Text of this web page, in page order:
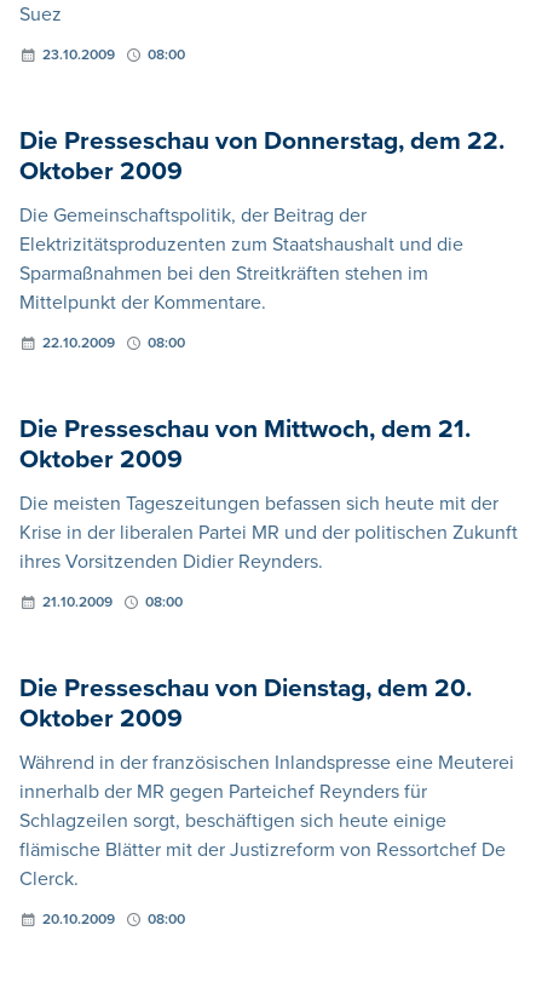
Suez
23.10.2009 08:00
Die Presseschau von Donnerstag, dem 22.
Oktober 2009
Die Gemeinschaftspolitik, der Beitrag der
Elektrizitätsproduzenten zum Staatshaushalt und die
Sparmaßnahmen bei den Streitkräften stehen im
Mittelpunkt der Kommentare.
22.10.2009 08:00
Die Presseschau von Mittwoch, dem 21.
Oktober 2009
Die meisten Tageszeitungen befassen sich heute mit der
Krise in der liberalen Partei MR und der politischen Zukunft
ihres Vorsitzenden Didier Reynders.
21.10.2009 08:00
Die Presseschau von Dienstag, dem 20.
Oktober 2009
Während in der französischen Inlandspresse eine Meuterei
innerhalb der MR gegen Parteichef Reynders für
Schlagzeilen sorgt, beschäftigen sich heute einige
flämische Blätter mit der Justizreform von Ressortchef De
Clerck.
20.10.2009 08:00